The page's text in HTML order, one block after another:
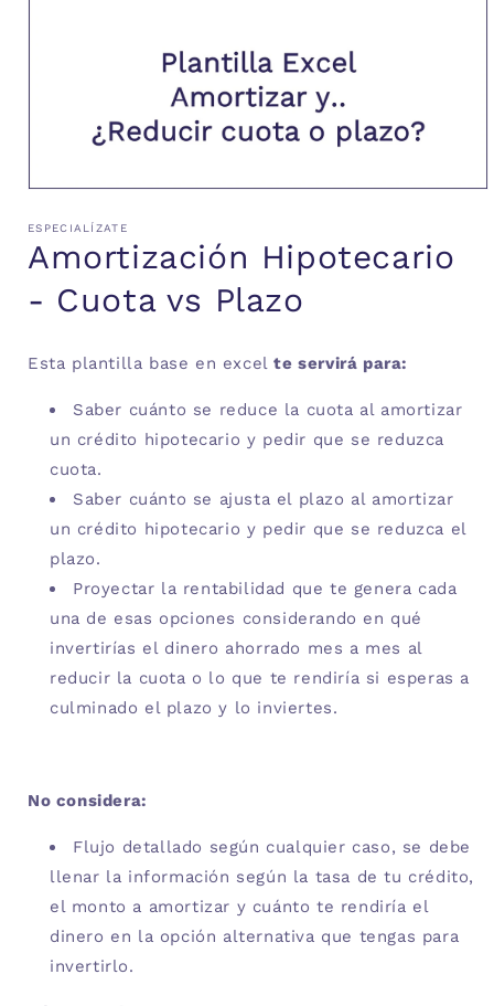
multimedia
en
ventana
modal
ESPECIALÍZATE
Amortización Hipotecario
- Cuota vs Plazo
Esta plantilla base en excelte servirá para:
Saber cuánto se reduce la cuota al amortizar
un crédito hipotecario y pedir que se reduzca
cuota.
Saber cuánto se ajusta el plazo al amortizar
un crédito hipotecario y pedir que se reduzca el
plazo.
Proyectar la rentabilidad que te genera cada
una de esas opciones considerando en qué
invertirías el dinero ahorrado mes a mes al
reducir la cuota o lo que te rendiría si esperas a
culminado el plazo y lo inviertes.
No considera:
Flujo detallado según cualquier caso, se debe
llenar la información según la tasa de tu crédito,
el monto a amortizar y cuánto te rendiría el
dinero en la opción alternativa que tengas para
invertirlo.